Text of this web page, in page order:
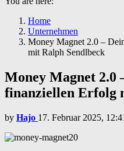
Home
Unternehmen
Money Magnet 2.0 –
mit Ralph Sendlbeck
Money Magnet 2.0
finanziellen Erfolg
by Hajo 17. Februar 2025,